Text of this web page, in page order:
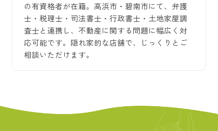
の有資格者が在籍。高浜市・碧南市にて、弁護
士・税理士・司法書士・行政書士・土地家屋調
査士と連携し、不動産に関する問題に幅広く対
応可能です。隠れ家的な店舗で、じっくりとご
相談いただけます。